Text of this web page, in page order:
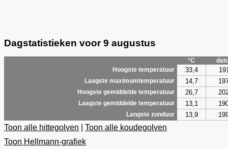
Dagstatistieken voor 9 augustus
°C
Hoogste temperatuur
33,4
Laagste maximumtemperatuur 14,7
Hoogste gemiddelde temperatuur 26,7
Laagste gemiddelde temperatuur 13,1
Langste zonduur 13,9
Toon alle hittegolven
Toon alle koudegolven
Toon Hellmann-grafiek